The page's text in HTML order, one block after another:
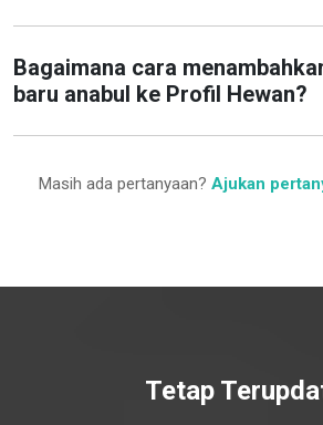
Bagaimana cara
baru anabul ke Profil Hewan?
Masih ada pertanyaan? Ajukan
Tetap